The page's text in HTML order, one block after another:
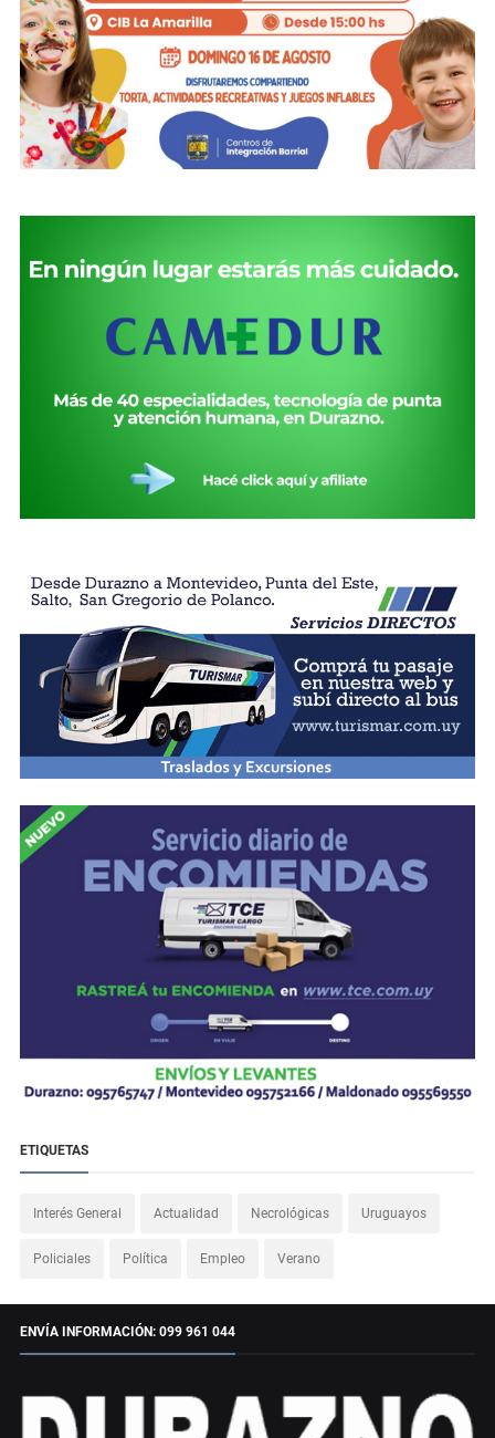
ETIQUETAS
Interés General Actualidad Necrológicas Uruguayos
Policiales Política Empleo Verano
ENVÍA INFORMACIÓN: 099 961 044